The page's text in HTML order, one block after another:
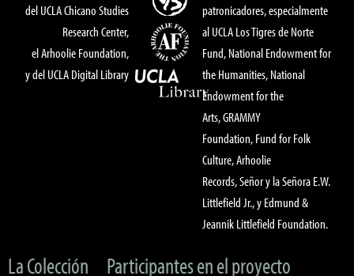
del UCLA Chicano Studies
Research Center,
el Arhoolie Foundation,
y del UCLA Digital Library
patronicadores, especialmente
al UCLA Los Tigres de Norte
Fund, National Endowment for
the Humanities, National
Endowment for the
Arts, GRAMMY
Foundation, Fund for Folk
Culture, Arhoolie
Records, Señor y la Señora E.W.
Littlefield Jr., y Edmund &
Jeannik Littlefield Foundation.
La Colección
Participantes en el proyecto